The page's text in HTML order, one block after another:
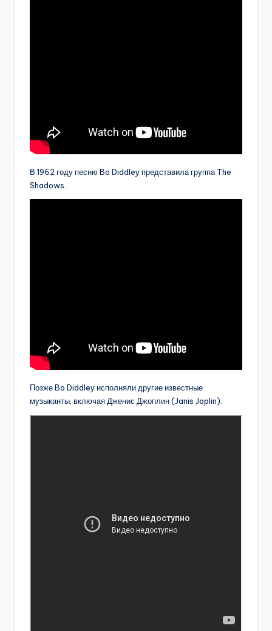
В 1962 году песню Bo Diddley представила группа The
Shadows.
Позже Bo Diddley исполняли другие известные
музыканты, включая Дженис Джоплин (Janis Joplin).